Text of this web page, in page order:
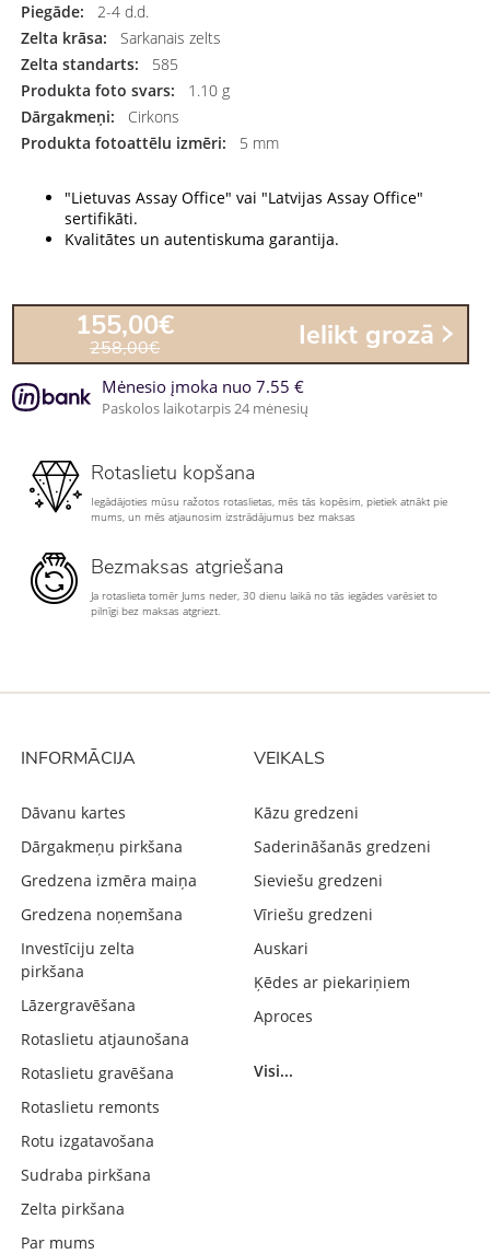
Piegāde:
2-4 d.d.
Zelta krāsa:
Sarkanais zelts
Zelta standarts:
585
Produkta foto svars:
1.10 g
Dārgakmeņi:
Cirkons
Produkta fotoattēlu izmēri:
5 mm
"Lietuvas Assay Office" vai "Latvijas Assay Office"
sertifikāti.
Kvalitātes un autentiskuma garantija.
155,00€
258,00€ Ielikt grozā
Mėnesio įmoka nuo 7.55 €
Paskolos laikotarpis 24 mėnesių
Rotaslietu kopšana
Iegādājoties mūsu ražotos rotaslietas, mēs tās kopēsim, pietiek atnākt pie
mums, un mēs atjaunosim izstrādājumus bez maksas
Bezmaksas atgriešana
Ja rotaslieta tomēr Jums neder, 30 dienu laikā no tās iegādes varēsiet to
pilnīgi bez maksas atgriezt.
INFORMĀCIJA
Dāvanu kartes
Dārgakmeņu pirkšana
Gredzena izmēra maiņa
Gredzena noņemšana
Investīciju zelta
pirkšana
Lāzergravēšana
Rotaslietu atjaunošana
Rotaslietu gravēšana
Rotaslietu remonts
Rotu izgatavošana
Sudraba pirkšana
Zelta pirkšana
Par mums
VEIKALS
Kāzu gredzeni
Saderināšanās gredzeni
Sieviešu gredzeni
Vīriešu gredzeni
Auskari
Ķēdes ar piekariņiem
Aproces
Visi...